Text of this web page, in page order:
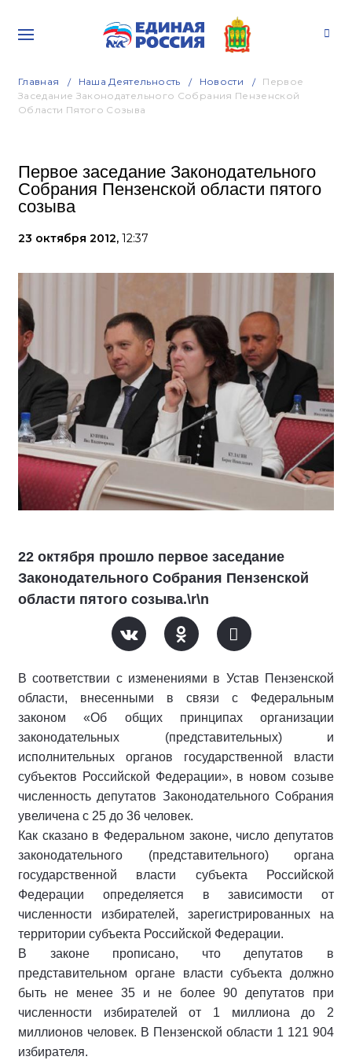
Главная Наша Деятельность Новости
Первое
Заседание Законодательного Собрания Пензенской
Области Пятого Созыва
Первое заседание Законодательного
Собрания Пензенской области пятого
созыва
23 октября 2012, 12:37
22 октября прошло первое заседание
Законодательного Собрания Пензенской
области пятого созыва.\r\n
В соответствии c изменениями в Устав Пензенской
области, внесенными в связи c Федеральным
законом «Об общих принципах организации
законодательных (представительных) и
исполнительных органов государственной власти
субъектов Российской Федерации», в новом созыве
численность депутатов Законодательного Собрания
увеличена c 25 до 36 человек.
Как сказано в Федеральном законе, число депутатов
законодательного (представительного) органа
государственной власти субъекта Российской
Федерации определяется в зависимости от
численности избирателей, зарегистрированных на
территории субъекта Российской Федерации.
В законе прописано, что депутатов в
представительном органе власти субъекта должно
быть не менее 35 и не более 90 депутатов при
численности избирателей от 1 миллиона до 2
миллионов человек. В Пензенской области 1 121 904
избирателя.